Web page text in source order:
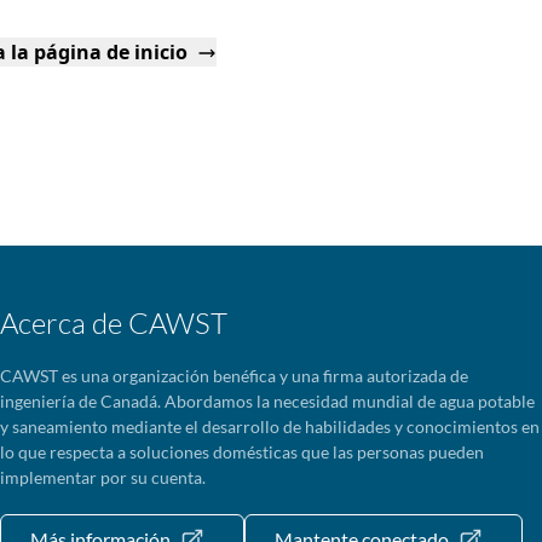
la página de inicio
Acerca de CAWST
CAWST es una organización benéfica y una firma autorizada de
ingeniería de Canadá. Abordamos la necesidad mundial de agua potable
y saneamiento mediante el desarrollo de habilidades y conocimientos en
lo que respecta a soluciones domésticas que las personas pueden
implementar por su cuenta.